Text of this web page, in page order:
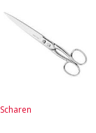
Scharen